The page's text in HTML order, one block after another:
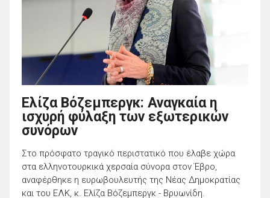
Ελίζα Βόζεμπεργκ: Αναγκαία η
ισχυρή φύλαξη των εξωτερικών
συνόρων
Στο πρόσφατο τραγικό περιστατικό που έλαβε χώρα
στα ελληνοτουρκικά χερσαία σύνορα στον Έβρο,
αναφέρθηκε η ευρωβουλευτής της Νέας Δημοκρατίας
και του ΕΛΚ, κ. Ελίζα Βόζεμπεργκ - Βρυωνίδη.